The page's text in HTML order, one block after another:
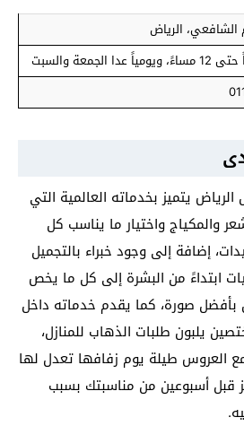
الشافعي، الرياض
يتميز بخدماته العالمية التي
والمكياج واختيار ما يناسب كل
إضافة إلى وجود خبراء بالتجميل
ابتداءً من البشرة إلى كل ما يخص
صورة، كما يقدم خدماته داخل
يلبون طلبات الذهاب للمنازل،
العروس طيلة يوم زفافها تعدل لها
قبل أسبوعين من مناسبتك بسبب